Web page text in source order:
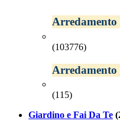
Arredamento
(103776)
Arredamento
(115)
Giardino e Fai Da Te